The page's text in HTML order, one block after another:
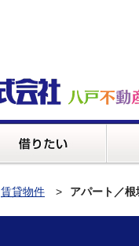
賃貸物件 アパート／